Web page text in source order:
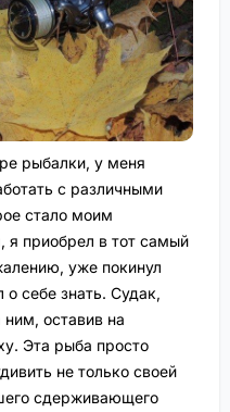
рыбалки, у меня
с различными
стало моим
приобрел в тот самый
уже покинул
себе знать. Судак,
оставив на
Эта рыба просто
не только своей
сдерживающего